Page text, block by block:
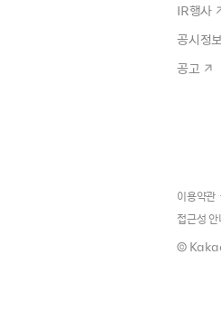
IR행사
공시정
공고
이용약관
접근성 안
©